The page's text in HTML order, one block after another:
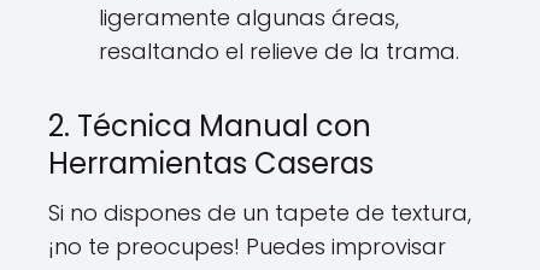
ligeramente algunas áreas,
resaltando el relieve de la trama.
2. Técnica Manual con
Herramientas Caseras
Si no dispones de un tapete de textura,
¡no te preocupes! Puedes improvisar